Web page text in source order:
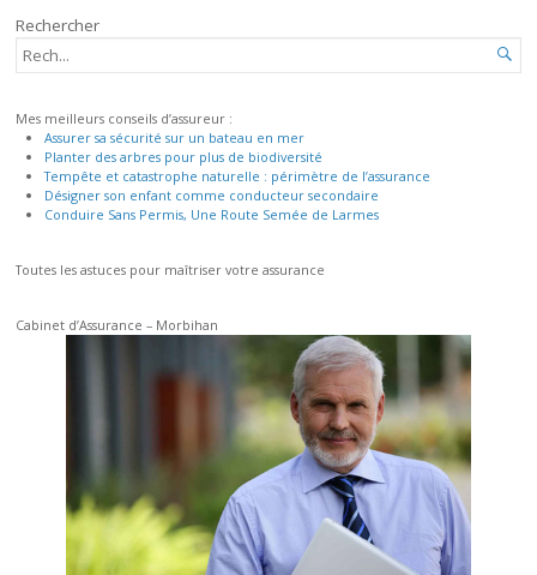
Rechercher
RECHERCHER...

Mes meilleurs conseils d’assureur :
Assurer sa sécurité sur un bateau en mer
Planter des arbres pour plus de biodiversité
Tempête et catastrophe naturelle : périmètre de l’assurance
Désigner son enfant comme conducteur secondaire
Conduire Sans Permis, Une Route Semée de Larmes
Toutes les astuces pour maîtriser votre assurance
Cabinet d’Assurance – Morbihan